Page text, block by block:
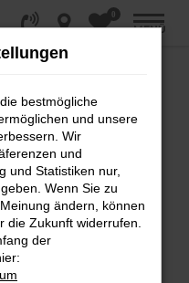
0
MENÜ
bestmögliche
und unsere
Wir
und
und Statistiken nur,
Wenn Sie zu
ändern, können
die Zukunft widerrufen.
der